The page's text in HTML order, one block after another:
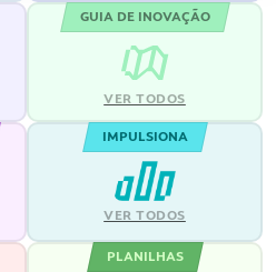
GUIA DE INOVAÇÃO
VER TODOS
IMPULSIONA
VER TODOS
PLANILHAS